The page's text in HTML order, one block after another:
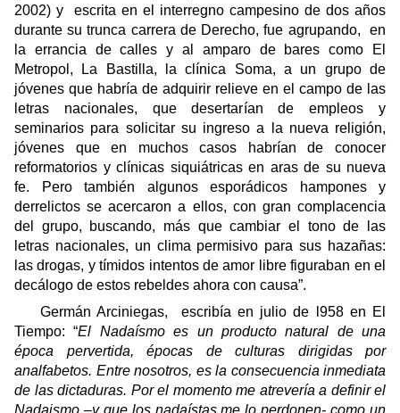
2002) y
escrita en el interregno campesino de dos años
durante su trunca carrera de Derecho, fue agrupando,
en
la errancia de calles y al amparo de bares como El
Metropol, La Bastilla, la clínica Soma, a un grupo de
jóvenes que habría de adquirir relieve en el campo de las
letras nacionales, que desertarían de empleos y
seminarios para solicitar su ingreso a la nueva religión,
jóvenes que en muchos casos habrían de conocer
reformatorios y clínicas siquiátricas en aras de su nueva
fe. Pero también algunos esporádicos hampones y
derrelictos se acercaron a ellos, con gran complacencia
del grupo, buscando, más que cambiar el tono de las
letras nacionales, un clima permisivo para sus hazañas:
las drogas, y tímidos intentos de amor libre figuraban en el
decálogo de estos rebeldes ahora con causa”.
Germán Arciniegas,
escribía en julio de l958 en El
Tiempo: “El Nadaísmo es un producto natural de una
época pervertida, épocas de culturas dirigidas por
analfabetos. Entre nosotros, es la consecuencia inmediata
de las dictaduras. Por el momento me atrevería a definir el